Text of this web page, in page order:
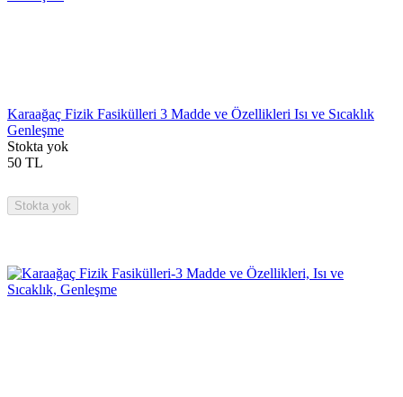
Karaağaç Fizik Fasikülleri 3 Madde ve Özellikleri Isı ve Sıcaklık
Genleşme
Stokta yok
50 TL
Stokta yok